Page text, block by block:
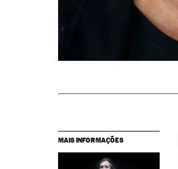
MAIS INFORMAÇÕES